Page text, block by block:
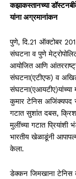
कझाकस्तानच्या
यांना अग्रमानांकन
पुणे, दि.21 ऑक्टोबर
संघटना व पुणे
आयोजित आणि
संघटना(एटीएफ) व
संघटना(एआयटीए)यांच्या
कुमार टेनिस अजिंक्यपद
गटात सुशांत दबस, क्रिश
मुलींच्या गटात प्रियांशी
भारतीय खेळाडूंनी
केला.
डेक्कन जिमखाना टेनिस